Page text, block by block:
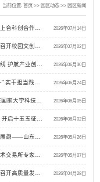
当前位置: 首页>> 园区动态>> 园区新闻
2026年07月14日
2026年07月02日
2026年06月30日
2026年06月24日
2026年06月05日
2026年06月02日
2026年05月26日
2026年05月07日
2026年04月28日